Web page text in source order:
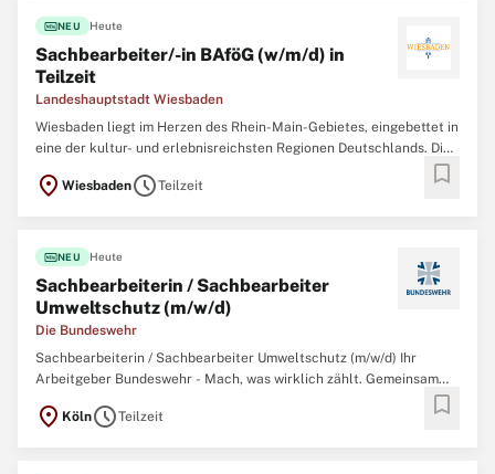
fiber_newNEU Heute
Sachbearbeiter/-in BAföG (w/m/d) in
Teilzeit
Landeshauptstadt Wiesbaden
Wiesbaden liegt im Herzen des Rhein-Main-Gebietes, eingebettet in
eine der kultur- und erlebnisreichsten Regionen Deutschlands. Die
Freizeitangebot und bildet damit ein ideales Umfeld für den
location_on WiesbadenscheduleTeilzeit bookmark
fiber_newNEU Heute
Sachbearbeiterin / Sachbearbeiter
Umweltschutz (m/w/d)
Die Bundeswehr
Sachbearbeiterin / Sachbearbeiter Umweltschutz (m/w/d) Ihr
Arbeitgeber Bundeswehr - Mach, was wirklich zählt. Gemeinsam
garantieren wir Sicherheit, Souveränität und die außenpolitische
location_on KölnscheduleTeilzeit bookmark